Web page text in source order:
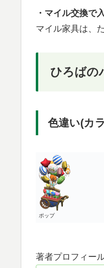
・マイル交換で
マイル家具は、
ひろばの
色違い(カ
ポップ
著者プロフィー